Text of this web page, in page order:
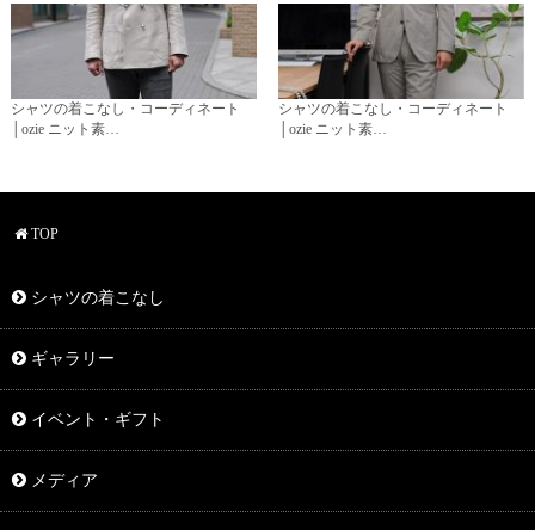
シャツの着こなし・コーディネート
│ozie ニット素…
シャツの着こなし・コーディネート
│ozie ニット素…
TOP
シャツの着こなし
ギャラリー
イベント・ギフト
メディア